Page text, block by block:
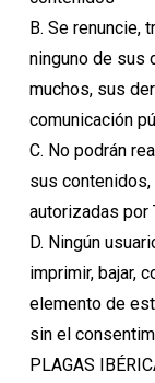
B. Se renuncie,
ninguno de sus
muchos, sus
comunicación
C. No podrán
sus
autorizadas por
D. Ningún
imprimir, bajar,
elemento de
sin el
PLAGAS